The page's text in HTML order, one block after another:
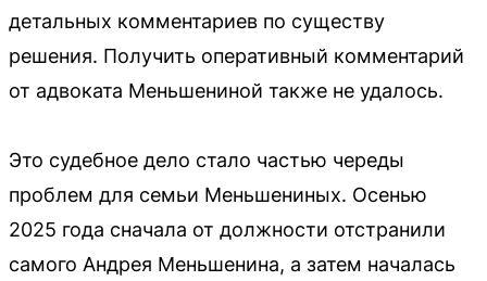
детальных комментариев по существу
решения. Получить оперативный комментарий
от адвоката Меньшениной также не удалось.
Это судебное дело стало частью череды
проблем для семьи Меньшениных. Осенью
2025 года сначала от должности отстранили
самого Андрея Меньшенина, а затем началась